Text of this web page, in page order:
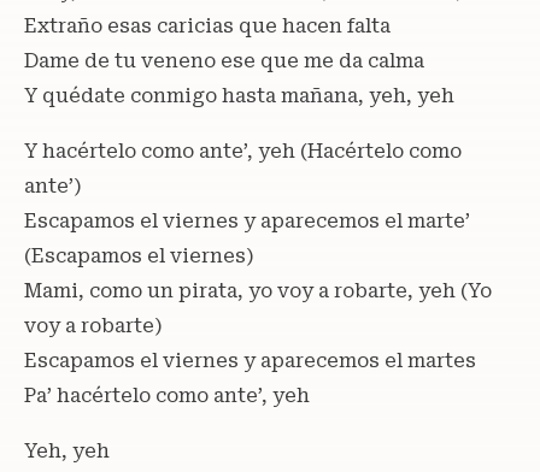
Extraño esas caricias que hacen falta
Dame de tu veneno ese que me da calma
Y quédate conmigo hasta mañana, yeh, yeh
Y hacértelo como ante’, yeh (Hacértelo como
ante’)
Escapamos el viernes y aparecemos el marte’
(Escapamos el viernes)
Mami, como un pirata, yo voy a robarte, yeh (Yo
voy a robarte)
Escapamos el viernes y aparecemos el martes
Pa’ hacértelo como ante’, yeh
Yeh, yeh